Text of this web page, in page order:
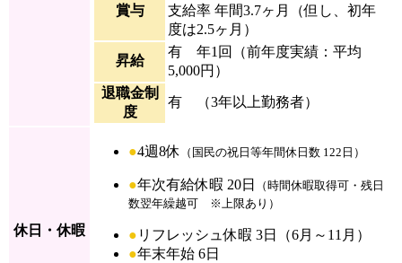
賞与
支給率 年間3.7ヶ月（但し、初年
度は2.5ヶ月）
昇給
有 年1回（前年度実績：平均
5,000円）
退職金制
度
有 （3年以上勤務者）
休日・休暇
●4週8休 （国民の祝日等年間休日数 122日）
●年次有給休暇 20日
（時間休暇取得可・残日
数翌年繰越可 ※上限あり）
● リフレッシュ休暇 3日（6月～11月）
●年末年始 6日